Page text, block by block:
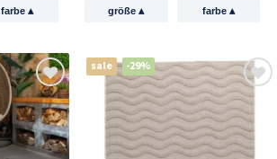
farbe ▴ größe▴ farbe ▴
sale -29%